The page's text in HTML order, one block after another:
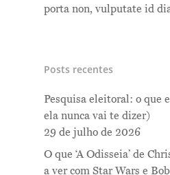
porta non, vulputate id
Posts recentes
Pesquisa eleitoral: o que
ela nunca vai te dizer)
29 de julho de 2026
O que ‘A Odisseia’ de
a ver com Star Wars e